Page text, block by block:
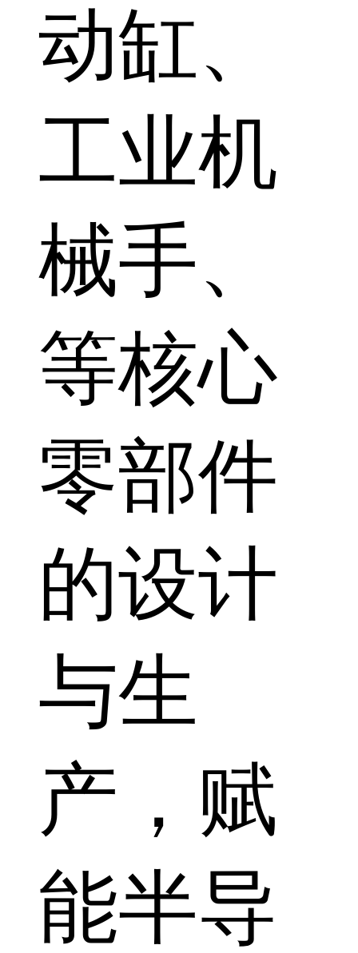
动缸、
工业机
械手、
等核心
零部件
的设计
与生
产，赋
能半导